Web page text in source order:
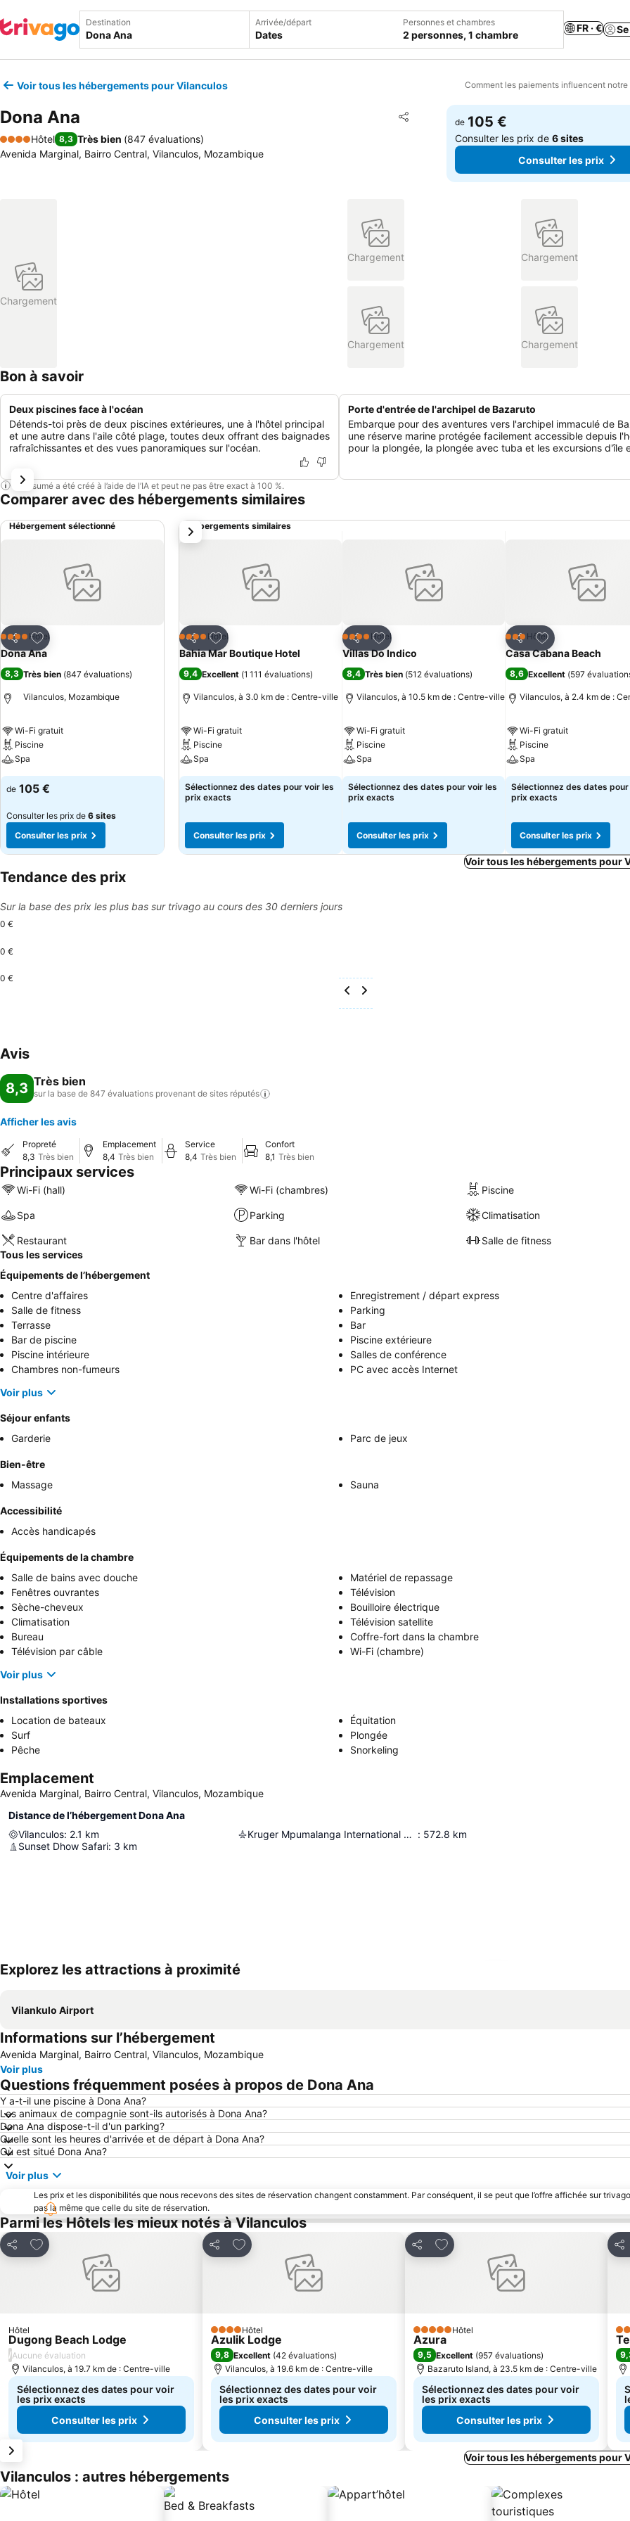
Destination Arrivée/départ
Dates
Personnes et chambres
2 personnes, 1 chambre
FR · €
Voir tous les hébergements pour Vilanculos Comment les paiements influencent
Dona Ana Partager
Ajouter à mes favoris
4 Étoiles
Hôtel 8,3 Très bien (847 évaluations)
Avenida Marginal, Bairro Central, Vilanculos, Mozambique
de 105 €
Consulter les prix de6 sites
Consulter les prix
Chargement
Chargement Chargement
Chargement Chargement
Bon à savoir
Deux piscines face à l'océan
Détends-toi près de deux piscines extérieures, une à l'hôtel principal
et une autre dans l'aile côté plage, toutes deux offrant des baignades
rafraîchissantes et des vues panoramiques sur l'océan.
Porte d'entrée de l'archipel de Bazaruto
Embarque pour des aventures vers l'archipel immaculé de
une réserve marine protégée facilement accessible depuis
pour la plongée, la plongée avec tuba et les excursions d'île
Ce résumé a été créé à l’aide de l’IA et peut ne pas être exact à 100 %.
Comparer avec des hébergements similaires
Hébergement sélectionné
Partager
Ajouter à mes favoris
4 ÉtoilesHôtel
Dona Ana
8,3 Très bien (847 évaluations)
Vilanculos, Mozambique
Wi-Fi gratuit
Piscine
Spa
de 105 €
Consulter les prix de 6 sites
Consulter les prix
Hébergements similaires
Partager
Ajouter à mes favoris
4 ÉtoilesHôtel
Bahia Mar Boutique Hotel
9,4 Excellent (1 111 évaluations)
Vilanculos, à 3.0 km de : Centre-ville
Wi-Fi gratuit
Piscine
Spa
Sélectionnez des dates pour voir les
prix exacts
Consulter les prix
Partager
Ajouter à mes favoris
4 ÉtoilesHôtel
Villas Do Indico
8,4 Très bien (512 évaluations)
Vilanculos, à 10.5 km de : Centre-ville
Wi-Fi gratuit
Piscine
Spa
Sélectionnez des dates pour voir les
prix exacts
Consulter les prix
Partager
Ajouter à mes
3 ÉtoilesHôtel
Casa Cabana Beach
8,6 Excellent (597
Vilanculos, à 2.4 km de :
Wi-Fi gratuit
Piscine
Spa
Sélectionnez des dates pour
prix exacts
Consulter les prix
suivant
Voir tous les hébergements pour
Tendance des prix
Sur la base des prix les plus bas sur trivago au cours des 30 derniers jours
0 €
0 €
0 €
Avis
8,3 Très bien
sur la base de 847 évaluations provenant de sites réputés
Afficher les avis
Propreté
8,3 Très bien
Emplacement
8,4 Très bien
Service
8,4 Très bien
Confort
8,1 Très bien
Principaux services
Wi-Fi (hall) Wi-Fi (chambres) Piscine
Spa Parking Climatisation
Restaurant Bar dans l'hôtel
Salle de fitness
Tous les services
Équipements de l’hébergement
Centre d'affaires
Enregistrement / départ express
Salle de fitness
Parking
Terrasse
Bar
Bar de piscine
Piscine extérieure
Piscine intérieure
Salles de conférence
Chambres non-fumeurs
PC avec accès Internet
Voir plus
Séjour enfants
Garderie
Parc de jeux
Bien-être
Massage
Sauna
Accessibilité
Accès handicapés
Équipements de la chambre
Salle de bains avec douche
Matériel de repassage
Fenêtres ouvrantes
Télévision
Sèche-cheveux
Bouilloire électrique
Climatisation
Télévision satellite
Bureau
Coffre-fort dans la chambre
Télévision par câble
Wi-Fi (chambre)
Voir plus
Installations sportives
Location de bateaux
Équitation
Surf
Plongée
Pêche
Snorkeling
Emplacement
Avenida Marginal, Bairro Central, Vilanculos, Mozambique
Distance de l’hébergement Dona Ana
Vilanculos: 2.1 km
Sunset Dhow Safari: 3 km
Kruger Mpumalanga International Airport : 572.8 km
Explorez les attractions à proximité
Vilankulo Airport
Informations sur l’hébergement
Avenida Marginal, Bairro Central, Vilanculos, Mozambique
Voir plus
Questions fréquemment posées à propos de Dona Ana
Y a-t-il une piscine à Dona Ana?
Les animaux de compagnie sont-ils autorisés à Dona Ana?
Dona Ana dispose-t-il d'un parking?
Quelle sont les heures d'arrivée et de départ à Dona Ana?
Où est situé Dona Ana?
Voir plus
Les prix et les disponibilités que nous recevons des sites de réservation changent constamment. Par conséquent, il se peut que l’offre affichée sur
pas la même que celle du site de réservation.
Parmi les Hôtels les mieux notés à Vilanculos
Partager
Ajouter à mes favoris
Hôtel
Dugong Beach Lodge
/Aucune évaluation
Vilanculos, à 19.7 km de : Centre-ville
Sélectionnez des dates pour voir
les prix exacts
Consulter les prix
Partager
Ajouter à mes favoris
4 ÉtoilesHôtel
Azulik Lodge
9,8 Excellent (42 évaluations)
Vilanculos, à 19.6 km de : Centre-ville
Sélectionnez des dates pour voir
les prix exacts
Consulter les prix
Partager
Ajouter à mes favoris
5 ÉtoilesHôtel
Azura
9,5 Excellent (957 évaluations)
Bazaruto Island, à 23.5 km de : Centre-ville
Sélectionnez des dates pour voir
les prix exacts
Consulter les prix
3
Voir tous les hébergements pour
Vilanculos : autres hébergements